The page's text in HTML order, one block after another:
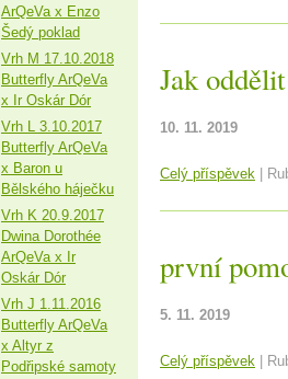
Jak
10. 11. 2019
Celý příspěvek
první
5. 11. 2019
Celý příspěvek
ArQeVa x Enzo
Šedý poklad
Vrh M 17.10.2018
Butterfly ArQeVa
x Ir Oskár Dór
Vrh L 3.10.2017
Butterfly ArQeVa
x Baron u
Bělského háječku
Vrh K 20.9.2017
Dwina Dorothée
ArQeVa x Ir
Oskár Dór
Vrh J 1.11.2016
Butterfly ArQeVa
x Altyr z
Podřipské samoty